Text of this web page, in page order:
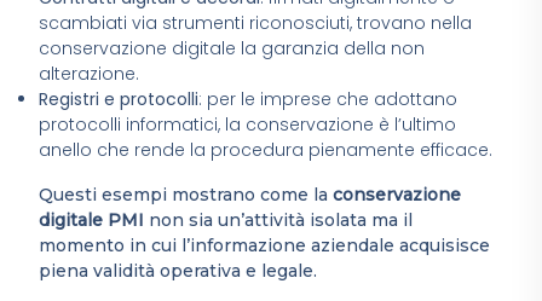
scambiati via strumenti riconosciuti, trovano nella
conservazione digitale la garanzia della non
alterazione.
Registri e protocolli: per le imprese che adottano
protocolli informatici, la conservazione è l’ultimo
anello che rende la procedura pienamente efficace.
Questi esempi mostrano come laconservazione
digitale PMI non sia un’attività isolata ma il
momento in cui l’informazione aziendale acquisisce
piena validità operativa e legale.